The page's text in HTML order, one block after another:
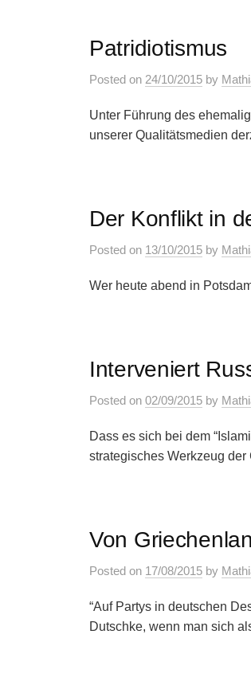
Patridiotismus
Posted on 24/10/2015 by
Unter Führung des
unserer Qualitätsmedien
Der Konflikt in
Posted on 13/10/2015 by
Wer heute abend in
Interveniert
Posted on 02/09/2015 by
Dass es sich bei dem
strategisches Werkzeug
Von
Posted on 17/08/2015 by
“Auf Partys in deutschen
Dutschke, wenn man sich